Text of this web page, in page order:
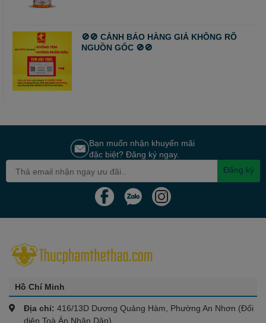
🚫🚫 CẢNH BÁO HÀNG GIẢ KHÔNG RÕ
NGUỒN GỐC 🚫🚫
Bạn muốn nhận khuyến mãi
đặc biệt? Đăng ký ngay.
Đăng ký
Hồ Chí Minh
Địa chỉ: 416/13D Dương Quảng Hàm, Phường An Nhơn (Đối
diện Toà Án Nhân Dân)